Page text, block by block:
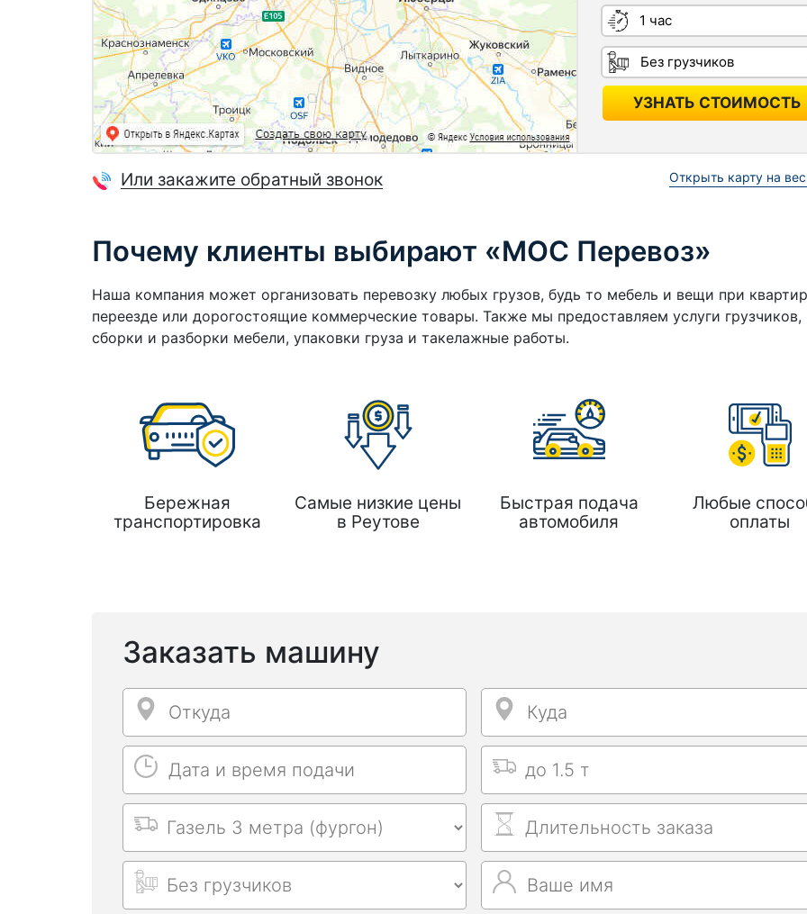
Открыть карту на
Длительность
Грузчики
УЗНАТЬ СТОИМОСТЬ
Или закажите обратный звонок
Почему клиенты выбирают «МОС Перевоз»
Наша компания может организовать перевозку любых грузов, будь то мебель и вещи при
переезде или дорогостоящие коммерческие товары. Также мы предоставляем услуги грузчиков,
сборки и разборки мебели, упаковки груза и такелажные работы.
Бережная
транспортировка
Самые низкие цены
в Реутове
Быстрая подача
автомобиля
Любые
оплаты
Заказать машину
Откуда Откуда Куда Куда
Дата и время подачи
Дата и время подачи Выбрать тип машины
Выбрать машину Длительность заказа
Длительность заказа Ваше имяВаше имя